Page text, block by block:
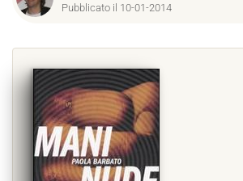
Pubblicato il 10-01-2014